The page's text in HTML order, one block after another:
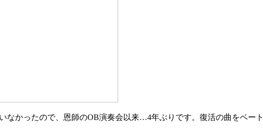
なかったので、恩師のOB演奏会以来…4年ぶりです。復活の曲をベ